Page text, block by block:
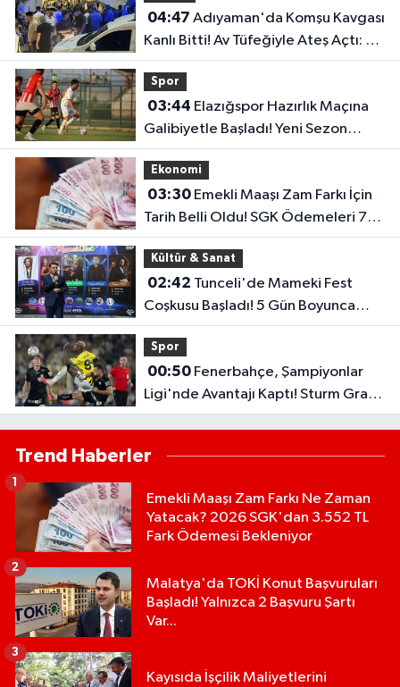
04:47
Kanlı Bitti! Av Tüfeğiyle Ateş Açtı: 1
Ölü, 1 Yaralı
Spor
03:44
Galibiyetle Başladı! Yeni Sezon
Öncesi Umut Veren Performans
Ekonomi
03:30Emekli Maaşı Zam Farkı İçin
Tarih Belli Oldu! SGK Ödemeleri 7
Ağustos'ta Başlıyor
Kültür & Sanat
02:42
Coşkusu Başladı! 5 Gün Boyunca
Etkinlikler Düzenlenecek
Spor
00:50Fenerbahçe, Şampiyonlar
Ligi'nde Avantajı Kaptı! Sturm Graz'ı
2-0 Mağlup Etti
Trend Haberler
Emekli Maaşı Zam Farkı Ne Zaman
Yatacak? 2026 SGK'dan 3.552 TL
Fark Ödemesi Bekleniyor
1
Malatya'da TOKİ Konut Başvuruları
Başladı! Yalnızca 2 Başvuru Şartı
Var...
2
Kayısıda İşçilik Maliyetlerini
3